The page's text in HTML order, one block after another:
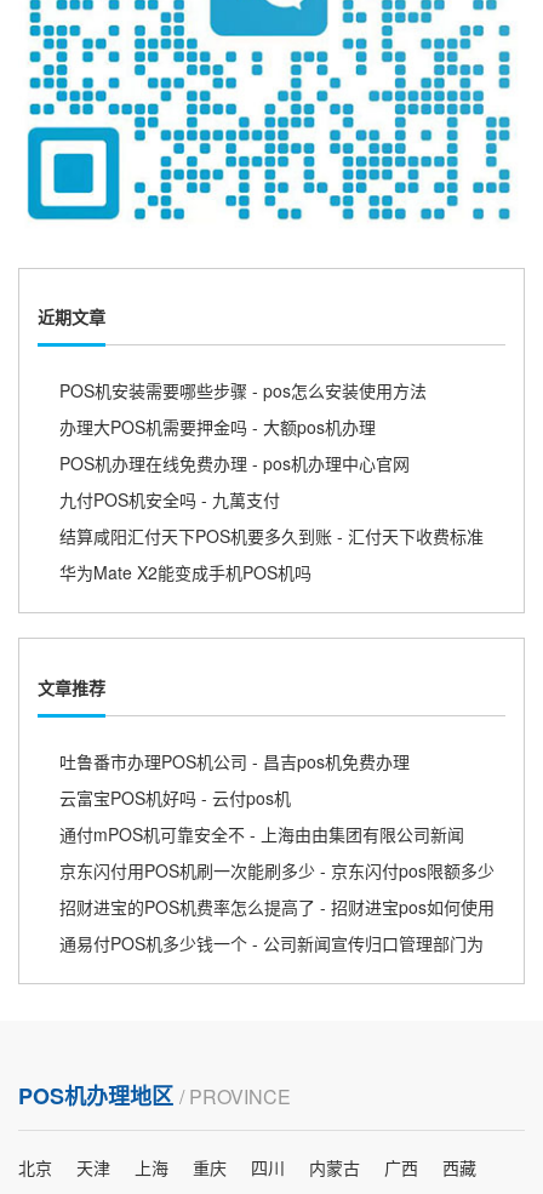
近期文章
POS机安装需要哪些步骤 - pos怎么安装使用方法
办理大POS机需要押金吗 - 大额pos机办理
POS机办理在线免费办理 - pos机办理中心官网
九付POS机安全吗 - 九萬支付
结算咸阳汇付天下POS机要多久到账 - 汇付天下收费标准
华为Mate X2能变成手机POS机吗
文章推荐
吐鲁番市办理POS机公司 - 昌吉pos机免费办理
云富宝POS机好吗 - 云付pos机
通付mPOS机可靠安全不 - 上海由由集团有限公司新闻
京东闪付用POS机刷一次能刷多少 - 京东闪付pos限额多少
招财进宝的POS机费率怎么提高了 - 招财进宝pos如何使用
通易付POS机多少钱一个 - 公司新闻宣传归口管理部门为
POS机办理地区 / PROVINCE
北京 天津 上海 重庆 四川 内蒙古 广西 西藏